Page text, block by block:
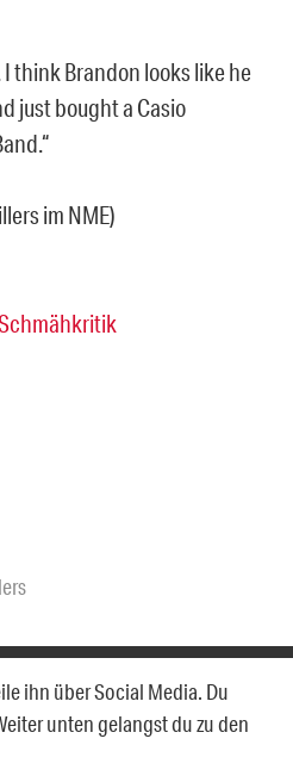
I think Brandon looks like he
just bought a Casio
im NME)
ihn über Social Media. Du
unten gelangst du zu den